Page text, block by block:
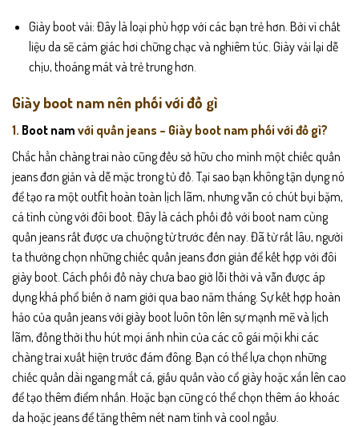
Giày boot vải: Đây là loại phù hợp với các bạn trẻ hơn. Bởi vì chất
liệu da sẽ cảm giác hơi chững chạc và nghiêm túc. Giày vải lại dễ
chịu, thoáng mát và trẻ trung hơn.
Giày boot nam nên phối với đồ gì
1. Boot nam với quần jeans – Giày boot nam phối với đồ gì?
Chắc hẳn chàng trai nào cũng đều sở hữu cho mình một chiếc quần
jeans đơn giản và dễ mặc trong tủ đồ. Tại sao bạn không tận dụng nó
để tạo ra một outfit hoàn toàn lịch lãm, nhưng vẫn có chút bụi bặm,
cá tình cùng với đôi boot. Đây là cách phối đồ với boot nam cùng
quần jeans rất được ưa chuộng từ trước đến nay. Đã từ rất lâu, người
ta thường chọn những chiếc quần jeans đơn giản để kết hợp với đôi
giày boot. Cách phối đồ này chưa bao giờ lỗi thời và vẫn được áp
dụng khá phổ biến ở nam giới qua bao năm tháng. Sự kết hợp hoàn
hảo của quần jeans với giày boot luôn tôn lên sự mạnh mẽ và lịch
lãm, đồng thời thu hút mọi ánh nhìn của các cô gái mội khi các
chàng trai xuất hiện trước đám đông. Bạn có thể lựa chọn những
chiếc quần dài ngang mắt cá, giấu quần vào cổ giày hoặc xắn lên cao
để tạo thêm điểm nhấn. Hoặc bạn cũng có thể chọn thêm áo khoác
da hoặc jeans để tăng thêm nét nam tính và cool ngầu.